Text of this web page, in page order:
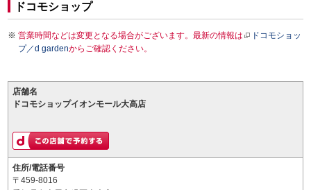
ドコモショップ
営業時間などは変更となる場合がございます。最新の情報は
ドコモショッ
プ／d gardenからご確認ください。
店舗名
ドコモショップイオンモール大高店
住所/電話番号
〒459-8016